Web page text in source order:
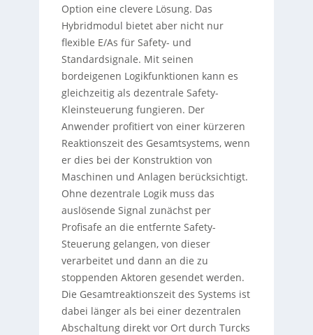
Option eine clevere Lösung. Das
Hybridmodul bietet aber nicht nur
flexible E/As für Safety- und
Standardsignale. Mit seinen
bordeigenen Logikfunktionen kann es
gleichzeitig als dezentrale Safety-
Kleinsteuerung fungieren. Der
Anwender profitiert von einer kürzeren
Reaktionszeit des Gesamtsystems, wenn
er dies bei der Konstruktion von
Maschinen und Anlagen berücksichtigt.
Ohne dezentrale Logik muss das
auslösende Signal zunächst per
Profisafe an die entfernte Safety-
Steuerung gelangen, von dieser
verarbeitet und dann an die zu
stoppenden Aktoren gesendet werden.
Die Gesamtreaktionszeit des Systems ist
dabei länger als bei einer dezentralen
Abschaltung direkt vor Ort durch Turcks